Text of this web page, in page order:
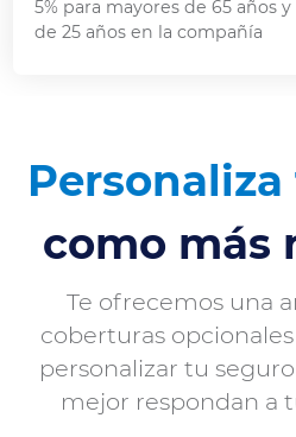
5% para mayores de 65 años
de 25 años en la compañía
como más
Te ofrecemos una
coberturas
personalizar tu
mejor respondan a